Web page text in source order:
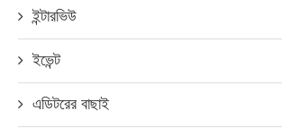
ইন্টারভিউ
ইভেন্ট
এডিটরের বাছাই